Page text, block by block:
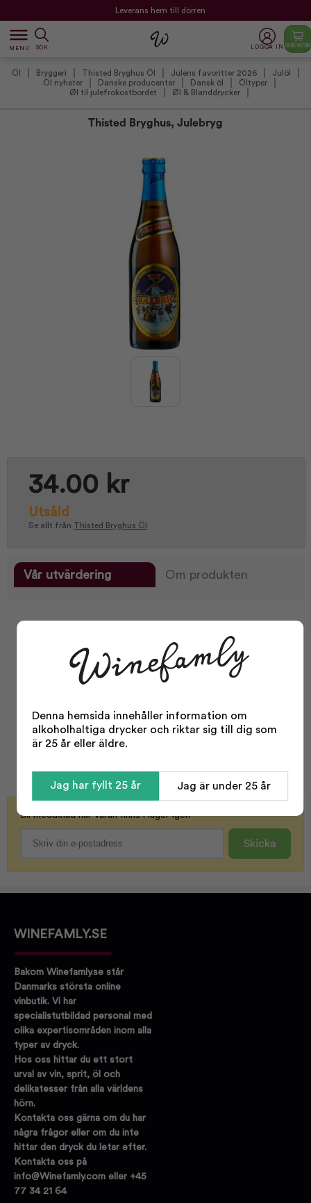
Leverans hem till dörren
dehaze
MENU SÖK LOGGA IN
Öl Bryggeri Thisted Bryghus Öl Julens favoritter 2026
Julöl
Öl nyheter
Danske producenter Dansk öl
Öltyper
Øl til julefrokostbordet
Øl & Blanddrycker
Thisted Bryghus, Julebryg
34.00 kr
Utsåld
Se allt från Thisted Bryghus Öl
Vår utvärdering Om produkten
Typ: Öl
Storlek: 330 ml
Alkohol %:
Korkvariant: Kapsyl
Serveras vid: 5-8°C
Bli meddelad när varan finns i lager igen
Skicka
WINEFAMLY.SE
Bakom Winefamly.se står
Danmarks största online
vinbutik. Vi har
specialistutbildad personal med
olika expertisområden inom alla
typer av dryck.
Hos oss hittar du ett stort
urval av vin, sprit, öl och
delikatesser från alla världens
hörn.
Kontakta oss gärna om du har
några frågor eller om du inte
hittar den dryck du letar efter.
Kontakta oss på
info@Winefamly.com eller +45
77 34 21 64
Denna hemsida innehåller information om
alkoholhaltiga drycker och riktar sig till dig som
är 25 år eller äldre.
Jag har fyllt 25 år Jag är under 25 år